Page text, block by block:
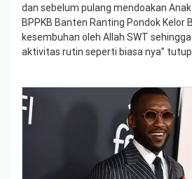
dan sebelum pulang mendoakan
BPPKB Banten Ranting Pondok Kelor
kesembuhan oleh Allah SWT
aktivitas rutin seperti biasa nya” tutup